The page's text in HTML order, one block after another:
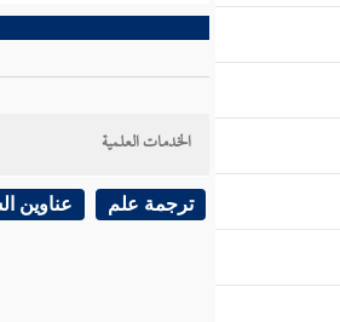
الخدمات العلمية
ترجمة علم عناوين